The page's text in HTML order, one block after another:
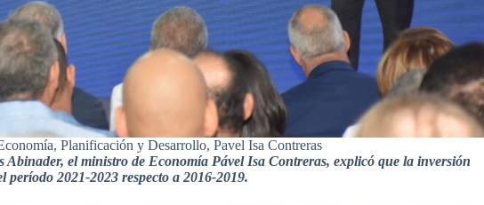
Planificación y Desarrollo, Pavel Isa Contreras
Abinader, el ministro de Economía Pável Isa Contreras, explicó que la inversión
2021-2023 respecto a 2016-2019.